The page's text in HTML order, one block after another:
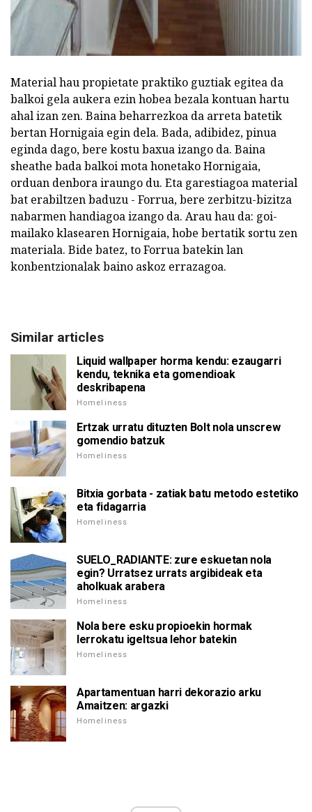
Material hau propietate praktiko guztiak egitea da
balkoi gela aukera ezin hobea bezala kontuan hartu
ahal izan zen. Baina beharrezkoa da arreta batetik
bertan Hornigaia egin dela. Bada, adibidez, pinua
eginda dago, bere kostu baxua izango da. Baina
sheathe bada balkoi mota honetako Hornigaia,
orduan denbora iraungo du. Eta garestiagoa material
bat erabiltzen baduzu - Forrua, bere zerbitzu-bizitza
nabarmen handiagoa izango da. Arau hau da: goi-
mailako klasearen Hornigaia, hobe bertatik sortu zen
materiala. Bide batez, to Forrua batekin lan
konbentzionalak baino askoz errazagoa.
Similar articles
Liquid wallpaper horma kendu: ezaugarri
kendu, teknika eta gomendioak
deskribapena
Homeliness
Ertzak urratu dituzten Bolt nola unscrew
gomendio batzuk
Homeliness
Bitxia gorbata - zatiak batu metodo estetiko
eta fidagarria
Homeliness
SUELO_RADIANTE: zure eskuetan nola
egin? Urratsez urrats argibideak eta
aholkuak arabera
Homeliness
Nola bere esku propioekin hormak
lerrokatu igeltsua lehor batekin
Homeliness
Apartamentuan harri dekorazio arku
Amaitzen: argazki
Homeliness